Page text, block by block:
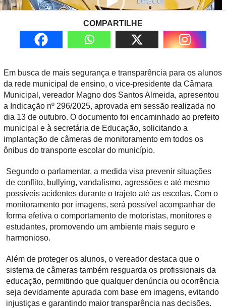
COMPARTILHE
Em busca de mais segurança e transparência para os alunos
da rede municipal de ensino, o vice-presidente da Câmara
Municipal, vereador Magno dos Santos Almeida, apresentou
a Indicação nº 296/2025, aprovada em sessão realizada no
dia 13 de outubro. O documento foi encaminhado ao prefeito
municipal e à secretária de Educação, solicitando a
implantação de câmeras de monitoramento em todos os
ônibus do transporte escolar do município.
Segundo o parlamentar, a medida visa prevenir situações
de conflito, bullying, vandalismo, agressões e até mesmo
possíveis acidentes durante o trajeto até as escolas. Com o
monitoramento por imagens, será possível acompanhar de
forma efetiva o comportamento de motoristas, monitores e
estudantes, promovendo um ambiente mais seguro e
harmonioso.
Além de proteger os alunos, o vereador destaca que o
sistema de câmeras também resguarda os profissionais da
educação, permitindo que qualquer denúncia ou ocorrência
seja devidamente apurada com base em imagens, evitando
injustiças e garantindo maior transparência nas decisões.